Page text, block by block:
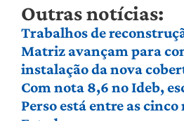
Outras notícias:
Trabalhos de
Matriz avançam para
instalação da nova
agosto
Com nota 8,6 no Ideb,
Perso está entre as